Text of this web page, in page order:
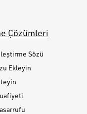
Çözümleri
Sözü
Ekleyin